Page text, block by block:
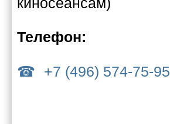
Телефон:
+7 (496) 574-75-95